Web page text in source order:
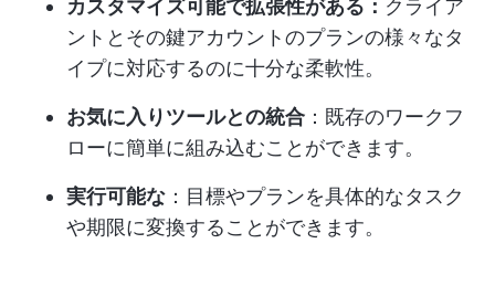
カスタマイズ可能で拡張性がある： クライア
ントとその鍵アカウントのプランの様々なタ
イプに対応するのに十分な柔軟性。
お気に入りツールとの統合 ：既存のワークフ
ローに簡単に組み込むことができます。
実行可能な ：目標やプランを具体的なタスク
や期限に変換することができます。